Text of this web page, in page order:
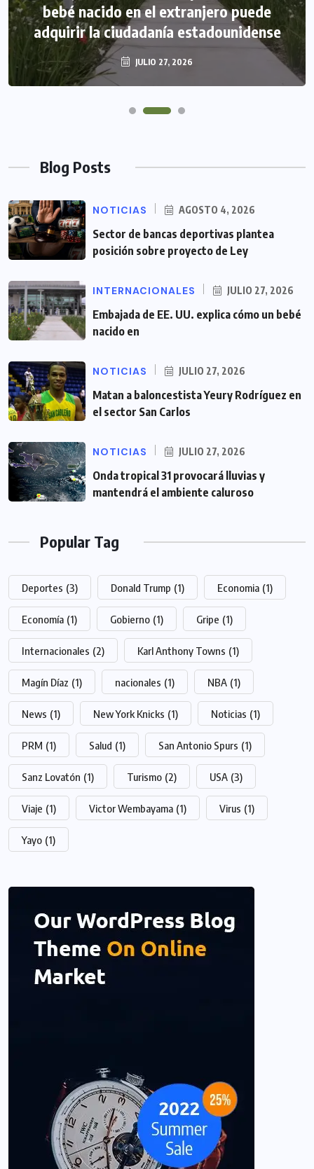
bebé nacido en el extranjero puede
adquirir la ciudadanía estadounidense
JULIO 27, 2026
Blog Posts
NOTICIAS AGOSTO 4, 2026
Sector de bancas deportivas plantea
posición sobre proyecto de Ley
INTERNACIONALES JULIO 27, 2026
Embajada de EE. UU. explica cómo un bebé
nacido en
NOTICIAS JULIO 27, 2026
Matan a baloncestista Yeury Rodríguez en
el sector San Carlos
NOTICIAS JULIO 27, 2026
Onda tropical 31 provocará lluvias y
mantendrá el ambiente caluroso
Popular Tag
Deportes (3) Donald Trump (1) Economia (1)
Economía (1) Gobierno (1) Gripe (1)
Internacionales (2) Karl Anthony Towns (1)
Magín Díaz (1) nacionales (1) NBA (1)
News (1) New York Knicks (1) Noticias (1)
PRM (1) Salud (1) San Antonio Spurs (1)
Sanz Lovatón (1) Turismo (2) USA (3)
Viaje (1) Victor Wembayama (1) Virus (1)
Yayo (1)